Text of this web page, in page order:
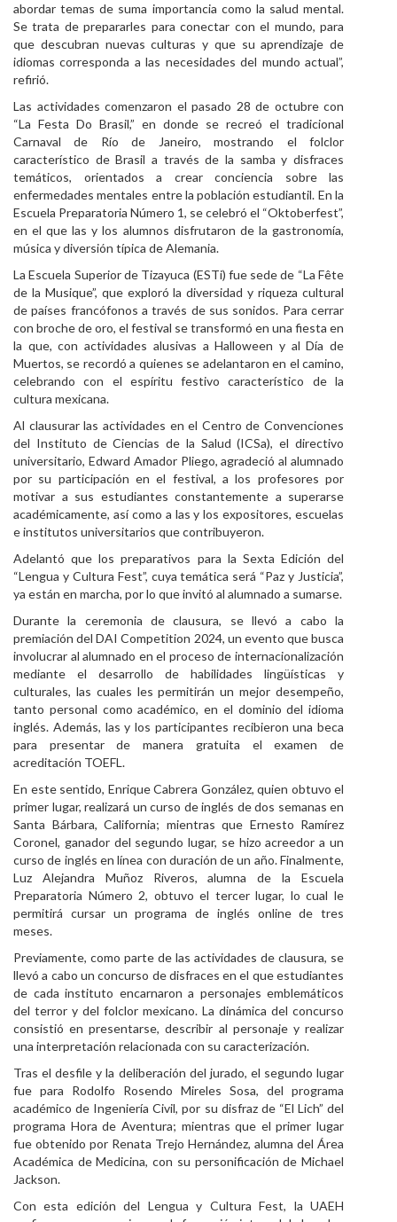
abordar temas de suma importancia como la salud mental.
Se trata de prepararles para conectar con el mundo, para
que descubran nuevas culturas y que su aprendizaje de
idiomas corresponda a las necesidades del mundo actual”,
refirió.
Las actividades comenzaron el pasado 28 de octubre con
“La Festa Do Brasil,” en donde se recreó el tradicional
Carnaval de Río de Janeiro, mostrando el folclor
característico de Brasil a través de la samba y disfraces
temáticos, orientados a crear conciencia sobre las
enfermedades mentales entre la población estudiantil. En la
Escuela Preparatoria Número 1, se celebró el “Oktoberfest”,
en el que las y los alumnos disfrutaron de la gastronomía,
música y diversión típica de Alemania.
La Escuela Superior de Tizayuca (ESTi) fue sede de “La Fête
de la Musique”, que exploró la diversidad y riqueza cultural
de países francófonos a través de sus sonidos. Para cerrar
con broche de oro, el festival se transformó en una fiesta en
la que, con actividades alusivas a Halloween y al Día de
Muertos, se recordó a quienes se adelantaron en el camino,
celebrando con el espíritu festivo característico de la
cultura mexicana.
Al clausurar las actividades en el Centro de Convenciones
del Instituto de Ciencias de la Salud (ICSa), el directivo
universitario, Edward Amador Pliego, agradeció al alumnado
por su participación en el festival, a los profesores por
motivar a sus estudiantes constantemente a superarse
académicamente, así como a las y los expositores, escuelas
e institutos universitarios que contribuyeron.
Adelantó que los preparativos para la Sexta Edición del
“Lengua y Cultura Fest”, cuya temática será “Paz y Justicia”,
ya están en marcha, por lo que invitó al alumnado a sumarse.
Durante la ceremonia de clausura, se llevó a cabo la
premiación del DAI Competition 2024, un evento que busca
involucrar al alumnado en el proceso de internacionalización
mediante el desarrollo de habilidades lingüísticas y
culturales, las cuales les permitirán un mejor desempeño,
tanto personal como académico, en el dominio del idioma
inglés. Además, las y los participantes recibieron una beca
para presentar de manera gratuita el examen de
acreditación TOEFL.
En este sentido, Enrique Cabrera González, quien obtuvo el
primer lugar, realizará un curso de inglés de dos semanas en
Santa Bárbara, California; mientras que Ernesto Ramírez
Coronel, ganador del segundo lugar, se hizo acreedor a un
curso de inglés en línea con duración de un año. Finalmente,
Luz Alejandra Muñoz Riveros, alumna de la Escuela
Preparatoria Número 2, obtuvo el tercer lugar, lo cual le
permitirá cursar un programa de inglés online de tres
meses.
Previamente, como parte de las actividades de clausura, se
llevó a cabo un concurso de disfraces en el que estudiantes
de cada instituto encarnaron a personajes emblemáticos
del terror y del folclor mexicano. La dinámica del concurso
consistió en presentarse, describir al personaje y realizar
una interpretación relacionada con su caracterización.
Tras el desfile y la deliberación del jurado, el segundo lugar
fue para Rodolfo Rosendo Mireles Sosa, del programa
académico de Ingeniería Civil, por su disfraz de “El Lich” del
programa Hora de Aventura; mientras que el primer lugar
fue obtenido por Renata Trejo Hernández, alumna del Área
Académica de Medicina, con su personificación de Michael
Jackson.
Con esta edición del Lengua y Cultura Fest, la UAEH